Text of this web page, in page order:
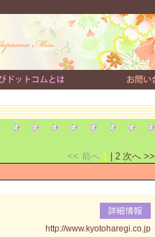
<< 前へ 1 2 次へ >>
http://www.kyotoharegi.co.jp